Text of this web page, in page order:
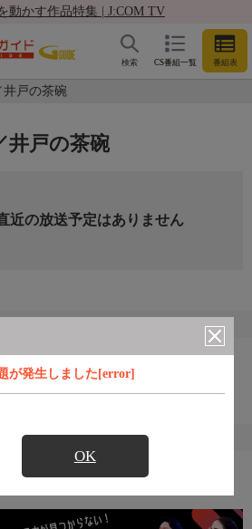
動かす作品特集 | J:COM TV
CS番組一覧 番組表
検索
戸の茶碗
が発生しました[error]
OK
井戸の茶碗
近の放送予定はありません
め番組